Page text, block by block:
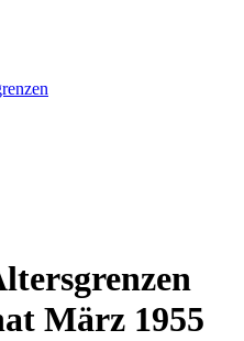
März 1955